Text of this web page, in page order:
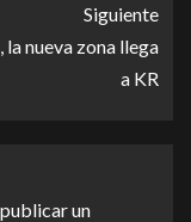
Siguiente
la nueva zona llega
a KR
un